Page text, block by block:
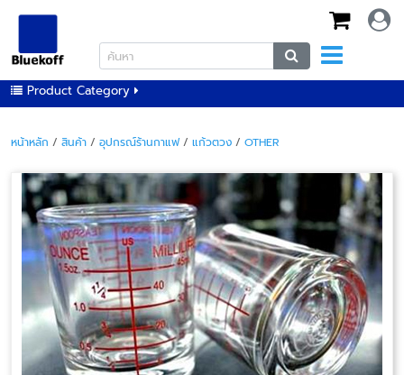
Product Category
หน้าหลัก / สินค้า / อุปกรณ์ร้านกาแฟ/ แก้วตวง / OTHER